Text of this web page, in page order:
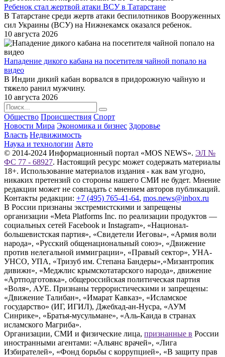
Ребенок стал жертвой атаки ВСУ в Татарстане
В Татарстане среди жертв атаки беспилотников Вооруженных
сил Украины (ВСУ) на Нижнекамск оказался ребенок.
10 августа 2026
Нападение дикого кабана на посетителя чайной попало на
видео
В Индии дикий кабан ворвался в придорожную чайную и
тяжело ранил мужчину.
10 августа 2026
Общество Происшествия Спорт
Новости Мира Экономика и бизнес Здоровье
Власть Недвижимость
Наука и технологии Авто
© 2014-2024 Информационный портал «MOS NEWS». ЭЛ №
ФС 77 - 68927. Настоящий ресурс может содержать материалы
18+. Использование материалов издания - как вам угодно,
никаких претензий со стороны нашего СМИ не будет. Мнение
редакции может не совпадать с мнением авторов публикаций.
Контакты редакции: +7 (495) 765-41-64, mos.news@inbox.ru
В России признаны экстремистскими и запрещены
организации «Meta Platforms Inc. по реализации продуктов —
социальных сетей Facebook и Instagram», «Национал-
большевистская партия», «Свидетели Иеговы», «Армия воли
народа», «Русский общенациональный союз», «Движение
против нелегальной иммиграции», «Правый сектор», УНА-
УНСО, УПА, «Тризуб им. Степана Бандеры»,«Мизантропик
дивижн», «Меджлис крымскотатарского народа», движение
«Артподготовка», общероссийская политическая партия
«Воля», АУЕ. Признаны террористическими и запрещены:
«Движение Талибан», «Имарат Кавказ», «Исламское
государство» (ИГ, ИГИЛ), Джебхад-ан-Нусра, «АУМ
Синрике», «Братья-мусульмане», «Аль-Каида в странах
исламского Магриба».
Организации, СМИ и физические лица, признанные в России
иностранными агентами: «Альянс врачей», «Лига
Избирателей», «Фонд борьбы с коррупцией», «В защиту прав